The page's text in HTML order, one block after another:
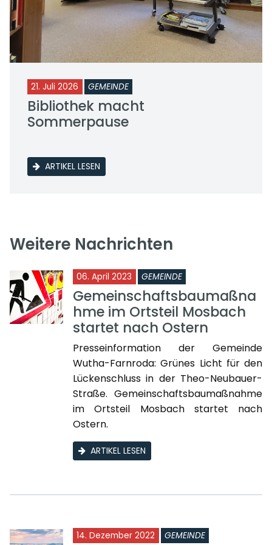
21. Juli 2026 GEMEINDE
Bibliothek macht
Sommerpause
ARTIKEL LESEN
Weitere Nachrichten
06. April 2023 GEMEINDE
Gemeinschaftsbaumaßna
hme im Ortsteil Mosbach
startet nach Ostern
Presseinformation der Gemeinde
Wutha-Farnroda: Grünes Licht für den
Lückenschluss in der Theo-Neubauer-
Straße. Gemeinschaftsbaumaßnahme
im Ortsteil Mosbach startet nach
Ostern.
ARTIKEL LESEN
14. Dezember 2022 GEMEINDE